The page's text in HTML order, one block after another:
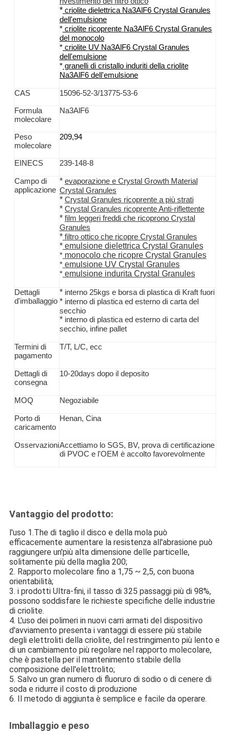
* criolitedielettrica Na3AlF6Crystal Granules
dell'emulsione
* criolitericoprente Na3AlF6Crystal Granules
del monocolo
* crioliteUV Na3AlF6Crystal Granules
dell'emulsione
*granelli di cristalloinduriti della criolite
Na3AlF6dell'emulsione
CAS 15096-52-3/13775-53-6
Formula
molecolare
Na3AlF6
Peso
molecolare
209,94
EINECS 239-148-8
Campo di
applicazione
* evaporazione e Crystal Growth Material
Crystal Granules
* Crystal Granules ricoprente a più strati
* Crystal Granules ricoprente Anti-riflettente
* film leggeri freddi che ricoprono Crystal
Granules
*filtro ottico che ricopre Crystal Granules
*emulsione dielettrica Crystal Granules
*monocolo che ricopre Crystal Granules
*emulsione UV Crystal Granules
*emulsione indurita Crystal Granules
Dettagli
d'imballaggio
*interno 25kgs e borsa di plastica di Kraft fuori
*interno di plastica ed esterno di carta del
secchio
*interno di plastica ed esterno di carta del
secchio, infine pallet
Termini di
pagamento
T/T, L/C, ecc
Dettagli di
consegna
10-20days dopo il deposito
MOQ Negoziabile
Porto di
caricamento
Henan, Cina
OsservazioniAccettiamo lo SGS, BV, prova di certificazione
di PVOC e l'OEM è accolto favorevolmente
Vantaggio del prodotto:
l'uso 1.The di taglio il disco e della mola può
efficacemente aumentare la resistenza all'abrasione può
raggiungere un'più alta dimensione delle particelle,
solitamente più della maglia 200;
2. Rapporto molecolare fino a 1,75 ~ 2,5, con buona
orientabilità;
3. i prodotti Ultra-fini, il tasso di 325 passaggi più di 98%,
possono soddisfare le richieste specifiche delle industrie
di criolite.
4. L'uso dei polimeri in nuovi carri armati del dispositivo
d'avviamento presenta i vantaggi di essere più stabile
degli elettroliti della criolite, del restringimento più lento e
di un cambiamento più regolare nel rapporto molecolare,
che è pastella per il mantenimento stabile della
composizione dell'elettrolito;
5. Salvo un gran numero di fluoruro di sodio o di cenere di
soda e ridurre il costo di produzione
6. Il metodo di aggiunta è semplice e facile da operare.
Imballaggio e peso